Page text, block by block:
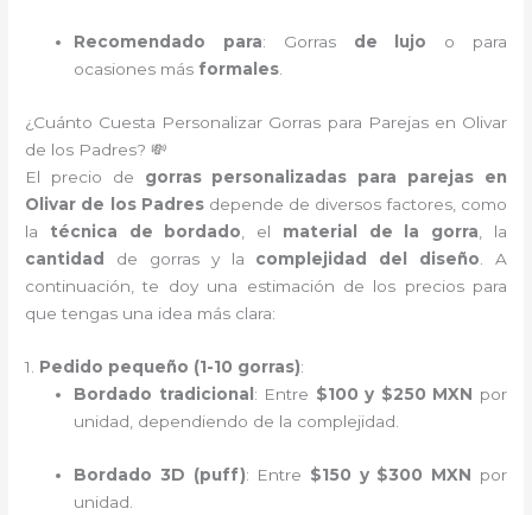
Recomendado para: Gorras de lujo o para
ocasiones más formales.
¿Cuánto Cuesta Personalizar Gorras para Parejas en Olivar
de los Padres? 💸
El precio de gorras personalizadas para parejas en
Olivar de los Padres depende de diversos factores, como
la técnica de bordado, el material de la gorra, la
cantidad
de gorras y la complejidad del diseño. A
continuación, te doy una estimación de los precios para
que tengas una idea más clara:
1. Pedido pequeño (1-10 gorras):
Bordado tradicional : Entre $100 y $250 MXN por
unidad, dependiendo de la complejidad.
Bordado 3D (puff): Entre $150 y $300 MXN por
unidad.